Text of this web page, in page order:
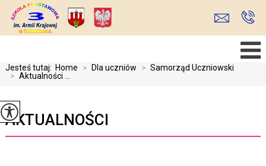
Jesteś tutaj: Home > Dla uczniów > Samorząd Uczniowski
> Aktualności ...
AKTUALNOŚCI